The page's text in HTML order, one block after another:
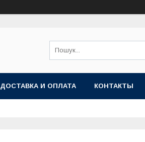
ДОСТАВКА И ОПЛАТА КОНТАКТЫ